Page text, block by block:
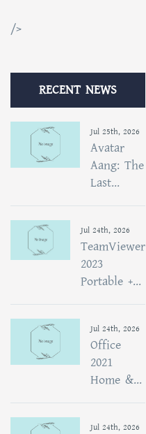
/>
RECENT NEWS
Jul 25th, 2026
Avatar
Aang: The
Last...
Jul 24th, 2026
TeamViewer
2023
Portable +...
Jul 24th, 2026
Office
2021
Home &...
Jul 24th, 2026